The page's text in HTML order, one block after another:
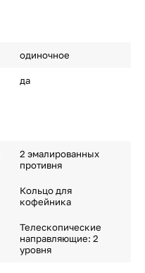
одиночное
да
2 эмалированных
противня
Кольцо для
кофейника
Телескопические
направляющие: 2
уровня